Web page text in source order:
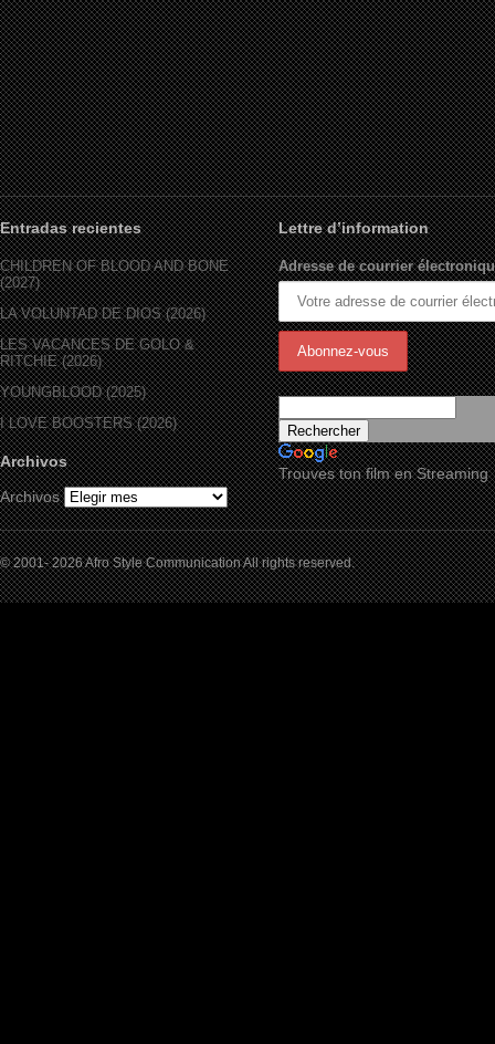
Entradas recientes
CHILDREN OF BLOOD AND BONE
(2027)
LA VOLUNTAD DE DIOS (2026)
LES VACANCES DE GOLO &
RITCHIE (2026)
YOUNGBLOOD (2025)
I LOVE BOOSTERS (2026)
Archivos
Archivos
Lettre d’information
Adresse de courrier
Trouves ton film en Streaming
© 2001- 2026 Afro Style Communication All rights reserved.